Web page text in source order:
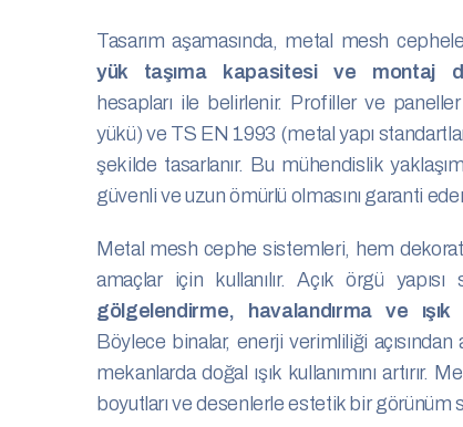
Tasarım aşamasında, metal mesh
yük taşıma kapasitesi ve montaj
hesapları ile belirlenir. Profiller ve
yükü) ve TS EN 1993 (metal yapı
şekilde tasarlanır. Bu mühendislik
güvenli ve uzun ömürlü olmasını garanti
Metal mesh cephe sistemleri, hem
amaçlar için kullanılır. Açık örgü yapısı
gölgelendirme, havalandırma ve ışık
Böylece binalar, enerji verimliliği
mekanlarda doğal ışık kullanımını artırır.
boyutları ve desenlerle estetik bir görünüm